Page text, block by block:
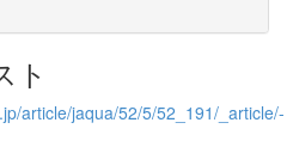
ト
article/jaqua/52/5/52_191/_article/-